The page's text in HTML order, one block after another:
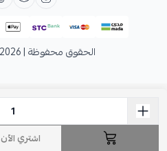
اشتري الآن
الحقوق محفوظة | 2026